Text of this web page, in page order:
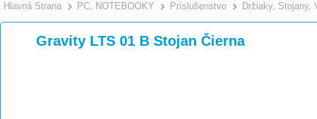
Hlavná Strana PC, NOTEBOOKY Príslušenstvo Držiaky, Stojany,
Gravity LTS 01 B Stojan Čierna